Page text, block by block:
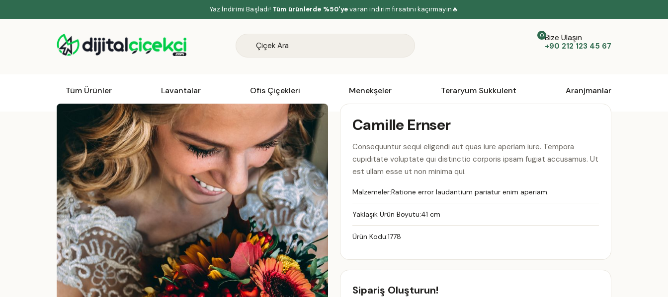
Yaz İndirimi Başladı! Tüm ürünlerde %50'yevaran indirim fırsatını kaçırmayın🔥
Bize Ulaşın
+90 212 123 45 67
Tüm Ürünler Lavantalar Ofis Çiçekleri Menekşeler Teraryum Sukkulent Aranjmanlar
Camille Ernser
Consequuntur sequi eligendi aut quas iure aperiam iure. Tempora
cupiditate voluptate qui distinctio corporis ipsam fugiat accusamus. Ut
est ullam esse ut non minima qui.
Malzemeler:Ratione error laudantium pariatur enim aperiam.
Yaklaşık Ürün Boyutu:41 cm
Ürün Kodu:1778
Sipariş Oluşturun!